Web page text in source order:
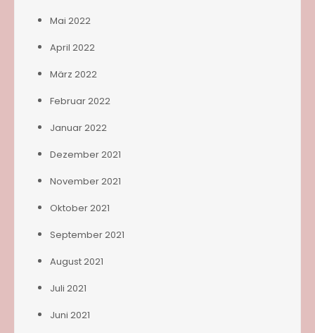
Mai 2022
April 2022
März 2022
Februar 2022
Januar 2022
Dezember 2021
November 2021
Oktober 2021
September 2021
August 2021
Juli 2021
Juni 2021